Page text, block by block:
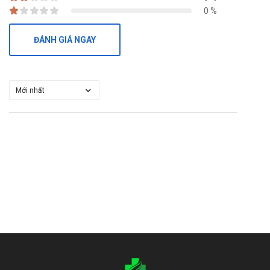
Hiếm gặp: Khó thở.
Dạ dày ruột:
Hiếm gặp: Tăng thuận nghịch bilirubin và men gan.
Hiếm gặp: tăng nhẹ thoáng qua urea và creatinine máu.
0 %
ĐÁNH GIÁ NGAY